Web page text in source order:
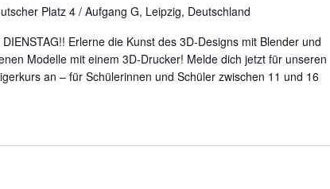
Platz 4 / Aufgang G, Leipzig, Deutschland
Erlerne die Kunst des 3D-Designs mit Blender und
Modelle mit einem 3D-Drucker! Melde dich jetzt für unseren
an – für Schülerinnen und Schüler zwischen 11 und 16